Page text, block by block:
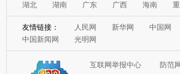
湖北
湖南 广东 广西 海南
友情链接： 人民网 新华网
中国网
中国新闻网
光明网
互联网举报中心
防范